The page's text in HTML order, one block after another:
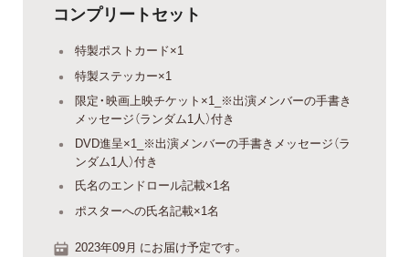
コンプリートセット
特製ポストカード×1
特製ステッカー×1
限定・映画上映チケット×1_※出演メンバーの手書き
メッセージ（ランダム1人）付き
DVD進呈×1_※出演メンバーの手書きメッセージ（ラ
ンダム1人）付き
氏名のエンドロール記載×1名
ポスターへの氏名記載×1名
2023年09月 にお届け予定です。